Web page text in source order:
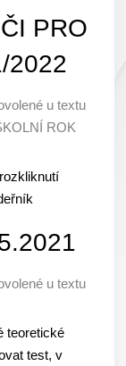
PRO
2022
u textu
ROK
u textu
teoretické
test, v